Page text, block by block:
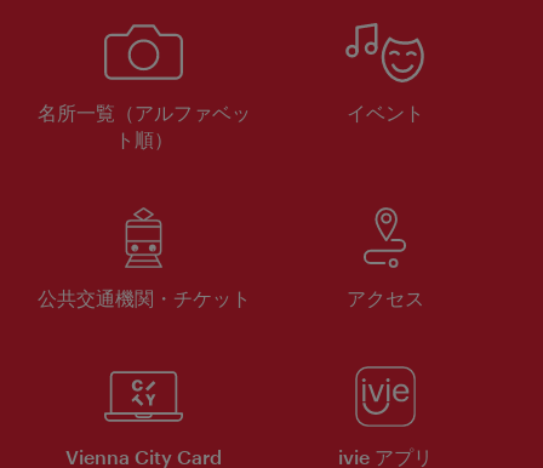
名所一覧（アルファベッ
ト順）
イベント
公共交通機関・チケット アクセス
Vienna City Card ivie アプリ